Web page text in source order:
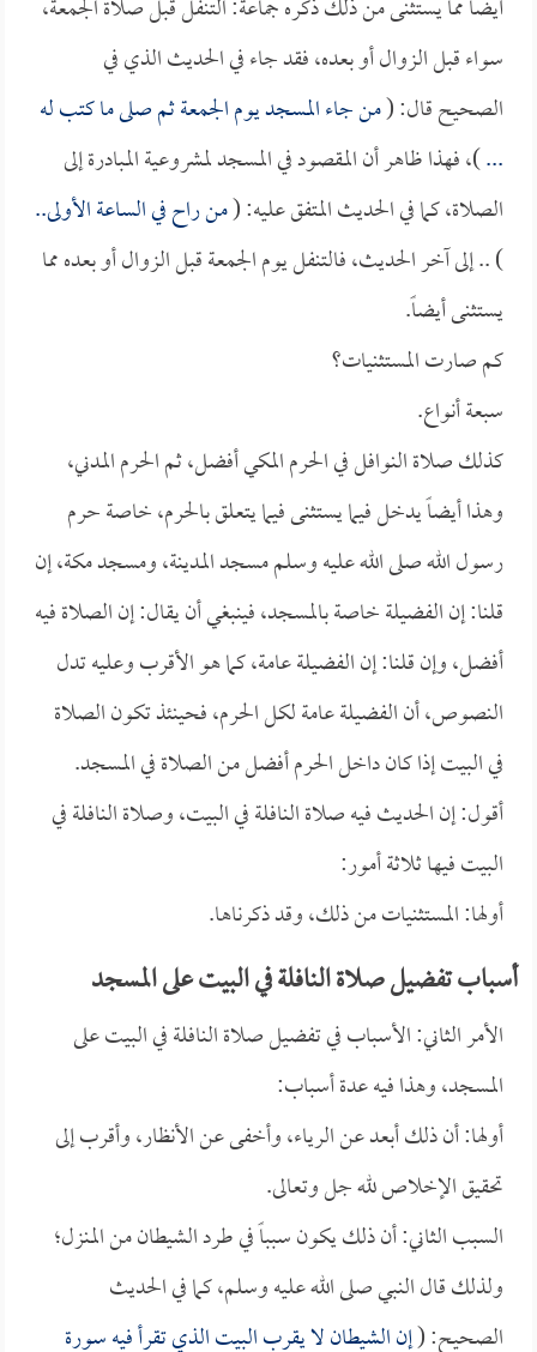
أيضاً مما يستثنى من ذلك ذكره جماعة: التنفل قبل صلاة الجمعة،
سواء قبل الزوال أو بعده، فقد جاء في الحديث الذي في
الصحيح قال: (من جاء المسجد يوم الجمعة ثم صلى ما كتب له
...)، فهذا ظاهر أن المقصود في المسجد لمشروعية المبادرة إلى
الصلاة، كما في الحديث المتفق عليه: (من راح في الساعة الأولى..
) .. إلى آخر الحديث، فالتنفل يوم الجمعة قبل الزوال أو بعده مما
يستثنى أيضاً.
كم صارت المستثنيات؟
سبعة أنواع.
كذلك صلاة النوافل في الحرم المكي أفضل، ثم الحرم المدني،
وهذا أيضاً يدخل فيما يستثنى فيما يتعلق بالحرم، خاصة حرم
رسول الله صلى الله عليه وسلم مسجد المدينة، ومسجد مكة، إن
قلنا: إن الفضيلة خاصة بالمسجد، فينبغي أن يقال: إن الصلاة فيه
أفضل، وإن قلنا: إن الفضيلة عامة، كما هو الأقرب وعليه تدل
النصوص، أن الفضيلة عامة لكل الحرم، فحينئذ تكون الصلاة
في البيت إذا كان داخل الحرم أفضل من الصلاة في المسجد.
أقول: إن الحديث فيه صلاة النافلة في البيت، وصلاة النافلة في
البيت فيها ثلاثة أمور:
أولها: المستثنيات من ذلك، وقد ذكرناها.
أسباب تفضيل صلاة النافلة في البيت على المسجد
الأمر الثاني: الأسباب في تفضيل صلاة النافلة في البيت على
المسجد، وهذا فيه عدة أسباب:
أولها: أن ذلك أبعد عن الرياء، وأخفى عن الأنظار، وأقرب إلى
تحقيق الإخلاص لله جل وتعالى.
السبب الثاني: أن ذلك يكون سبباً في طرد الشيطان من المنزل؛
ولذلك قال النبي صلى الله عليه وسلم، كما في الحديث
الصحيح: (إن الشيطان لا يقرب البيت الذي تقرأ فيه سورة